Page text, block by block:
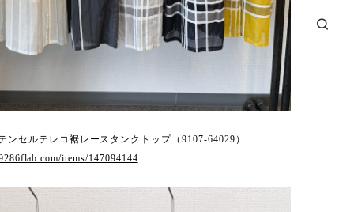
ンセルテレコ裾レースタンクトップ（9107-64029）
items/147094144